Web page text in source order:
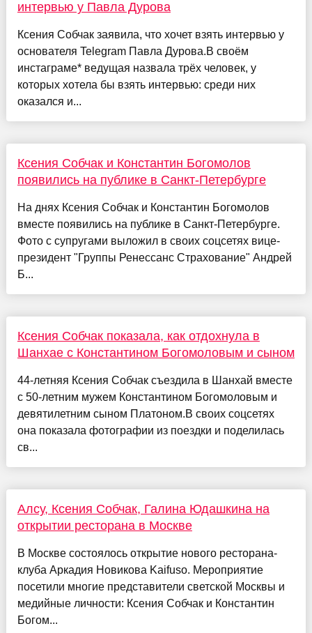
интервью у Павла Дурова
Ксения Собчак заявила, что хочет взять интервью у
основателя Telegram Павла Дурова.В своём
инстаграме* ведущая назвала трёх человек, у
которых хотела бы взять интервью: среди них
оказался и...
Ксения Собчак и Константин Богомолов
появились на публике в Санкт-Петербурге
На днях Ксения Собчак и Константин Богомолов
вместе появились на публике в Санкт-Петербурге.
Фото с супругами выложил в своих соцсетях вице-
президент "Группы Ренессанс Страхование" Андрей
Б...
Ксения Собчак показала, как отдохнула в
Шанхае с Константином Богомоловым и сыном
44-летняя Ксения Собчак съездила в Шанхай вместе
с 50-летним мужем Константином Богомоловым и
девятилетним сыном Платоном.В своих соцсетях
она показала фотографии из поездки и поделилась
св...
Алсу, Ксения Собчак, Галина Юдашкина на
открытии ресторана в Москве
В Москве состоялось открытие нового ресторана-
клуба Аркадия Новикова Kaifuso. Мероприятие
посетили многие представители светской Москвы и
медийные личности: Ксения Собчак и Константин
Богом...